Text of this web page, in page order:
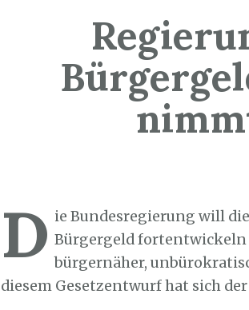
D ie Bundesregierung will
Bürgergeld
bürgernäher,
diesem Gesetzentwurf hat sich